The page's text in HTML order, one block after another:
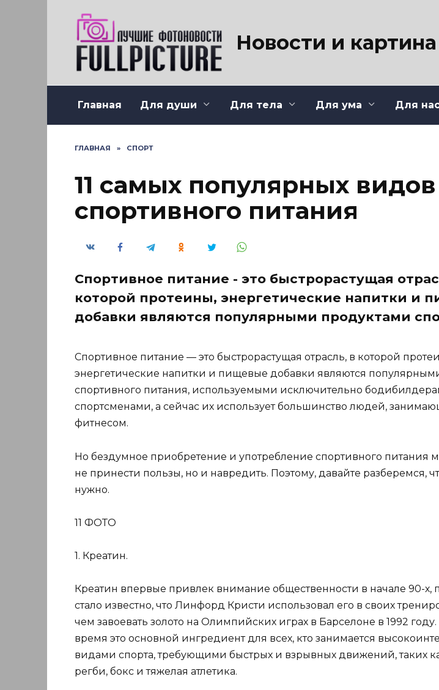
Новости и
Главная Для души Для тела Для ума Для
ГЛАВНАЯ » СПОРТ
11 самых популярных видов
спортивного питания
Спортивное питание - это быстрорастущая
которой протеины, энергетические напитки и
добавки являются популярными продуктами
Спортивное питание — это быстрорастущая отрасль, в которой
энергетические напитки и пищевые добавки являются
спортивного питания, используемыми исключительно
спортсменами, а сейчас их использует большинство людей,
фитнесом.
Но бездумное приобретение и употребление спортивного питания
не принести пользы, но и навредить. Поэтому, давайте разберемся,
нужно.
11 ФОТО
1. Креатин.
Креатин впервые привлек внимание общественности в начале 90-х,
стало известно, что Линфорд Кристи использовал его в своих
чем завоевать золото на Олимпийских играх в Барселоне в 1992
время это основной ингредиент для всех, кто занимается
видами спорта, требующими быстрых и взрывных движений, таких
регби, бокс и тяжелая атлетика.